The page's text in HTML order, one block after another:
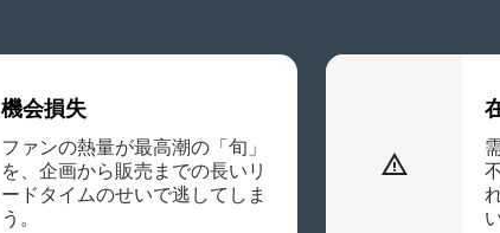
機会損失
ファンの熱量が最高潮の「旬」
を、企画から販売までの長いリ
ードタイムのせいで逃してしま
う。